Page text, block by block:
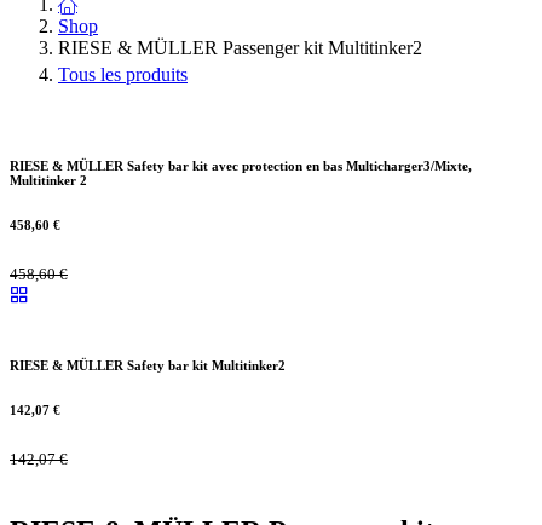
Shop
RIESE & MÜLLER Passenger kit Multitinker2
Tous les produits
RIESE & MÜLLER Safety bar kit avec protection en bas Multicharger3/Mixte,
Multitinker 2
458,60 €
458,60€
RIESE & MÜLLER Safety bar kit Multitinker2
142,07 €
142,07€